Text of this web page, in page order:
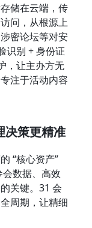
储在云端，传
问，从根源上
密论坛等对安
识别 + 身份证
，让主办方无
注于活动内容
决策更精准
“核心资产”
数据、高效
关键。31 会
周期，让精细